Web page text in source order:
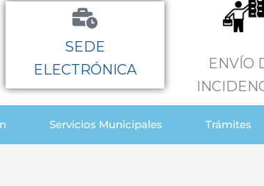
SEDE
ELECTRÓNICA
ENVÍO
Servicios Municipales Trámites